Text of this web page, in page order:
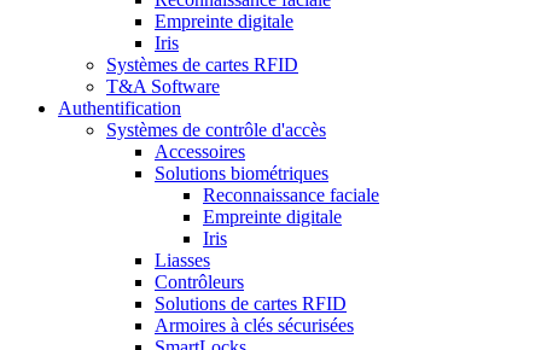
Empreinte digitale
Iris
Systèmes de cartes RFID
T&A Software
Authentification
Systèmes de contrôle d'accès
Accessoires
Solutions biométriques
Reconnaissance faciale
Empreinte digitale
Iris
Liasses
Contrôleurs
Solutions de cartes RFID
Armoires à clés sécurisées